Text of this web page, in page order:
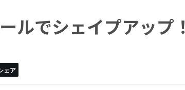
ルでシェイプアップ！
ェア